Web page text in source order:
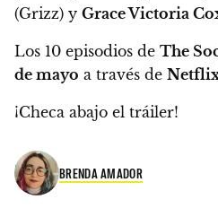
(Grizz) y Grace Victoria
Los 10 episodios de The
de mayo a través de
¡Checa abajo el tráiler!
BRENDA AMADOR